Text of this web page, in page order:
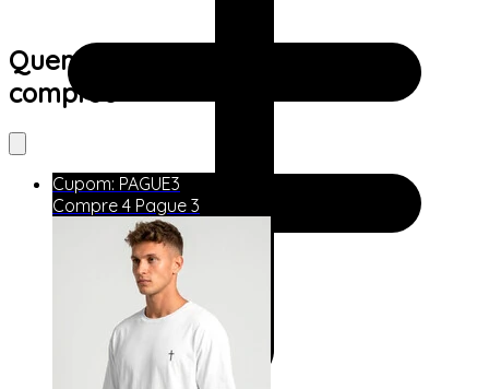
Quem viu este produto também
comprou